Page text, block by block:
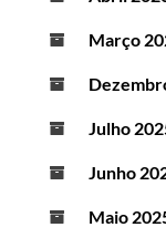
Março
Julho
Junho
Maio